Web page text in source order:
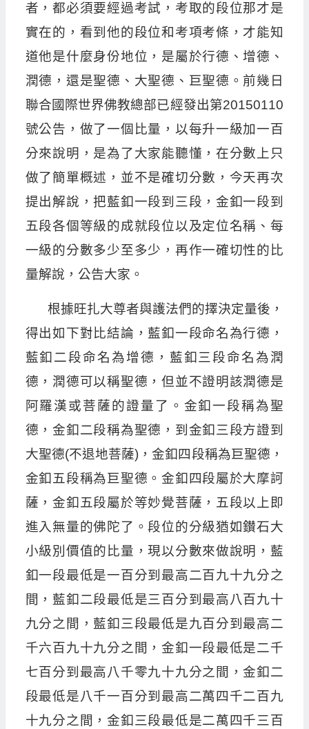
者，都必須要經過考試，考取的段位那才是
實在的，看到他的段位和考項考條，才能知
道他是什麼身份地位，是屬於行德、增德、
潤德，還是聖德、大聖德、巨聖德。前幾日
聯合國際世界佛教總部已經發出第20150110
號公告，做了一個比量，以每升一級加一百
分來說明，是為了大家能聽懂，在分數上只
做了簡單概述，並不是確切分數，今天再次
提出解說，把藍釦一段到三段，金釦一段到
五段各個等級的成就段位以及定位名稱、每
一級的分數多少至多少，再作一確切性的比
量解說，公告大家。
根據旺扎大尊者與護法們的擇決定量後，
得出如下對比結論，藍釦一段命名為行德，
藍釦二段命名為增德，藍釦三段命名為潤
德，潤德可以稱聖德，但並不證明該潤德是
阿羅漢或菩薩的證量了。金釦一段稱為聖
德，金釦二段稱為聖德，到金釦三段方證到
大聖德(不退地菩薩)，金釦四段稱為巨聖德，
金釦五段稱為巨聖德。金釦四段屬於大摩訶
薩，金釦五段屬於等妙覺菩薩，五段以上即
進入無量的佛陀了。段位的分級猶如鑚石大
小級別價值的比量，現以分數來做說明，藍
釦一段最低是一百分到最高二百九十九分之
間，藍釦二段最低是三百分到最高八百九十
九分之間，藍釦三段最低是九百分到最高二
千六百九十九分之間，金釦一段最低是二千
七百分到最高八千零九十九分之間，金釦二
段最低是八千一百分到最高二萬四千二百九
十九分之間，金釦三段最低是二萬四千三百